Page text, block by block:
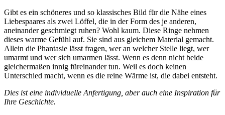
Gibt es ein schöneres und so klassisches Bild für die Nähe eines
Liebespaares als zwei Löffel, die in der Form des je anderen,
aneinander geschmiegt ruhen? Wohl kaum. Diese Ringe nehmen
dieses warme Gefühl auf. Sie sind aus gleichem Material gemacht.
Allein die Phantasie lässt fragen, wer an welcher Stelle liegt, wer
umarmt und wer sich umarmen lässt. Wenn es denn nicht beide
gleichermaßen innig füreinander tun. Weil es doch keinen
Unterschied macht, wenn es die reine Wärme ist, die dabei entsteht.
Dies ist eine individuelle Anfertigung, aber auch eine Inspiration für
Ihre Geschichte.